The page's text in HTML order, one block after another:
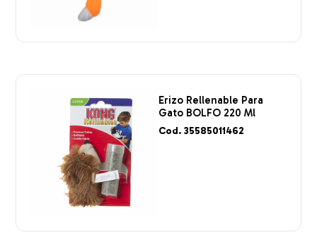
Erizo Rellenable Para
Gato BOLFO 220 Ml
Cod. 35585011462